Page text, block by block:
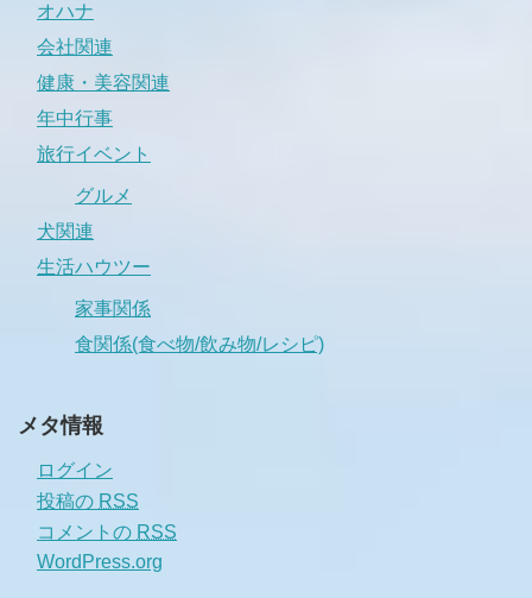
オハナ
会社関連
健康・美容関連
年中行事
旅行イベント
グルメ
犬関連
生活ハウツー
家事関係
食関係(食べ物/飲み物/レシピ)
メタ情報
ログイン
投稿の RSS
コメントの RSS
WordPress.org